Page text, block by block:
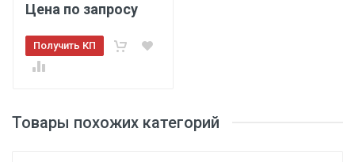
Товары похожих категорий
Цена по запросу
Получить КП